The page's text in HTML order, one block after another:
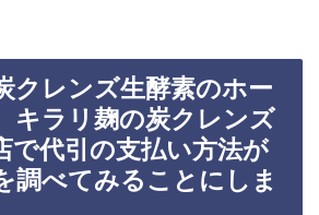
クレンズ生酵素のホー
キラリ麹の炭クレンズ
で代引の支払い方法が
調べてみることにしま